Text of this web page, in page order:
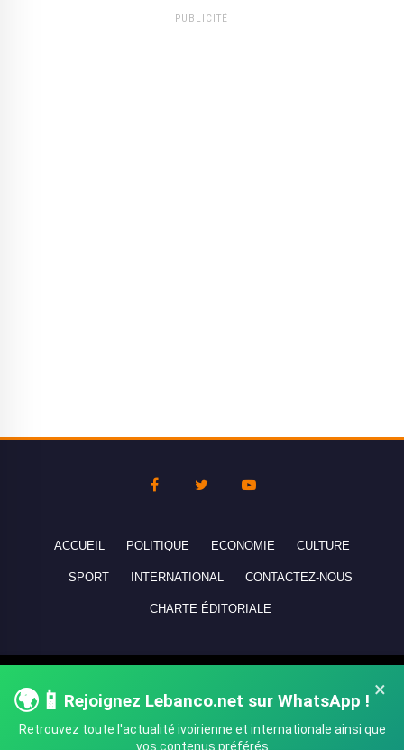
PUBLICITÉ
×
🌍📱 Rejoignez Lebanco.net sur WhatsApp !
Retrouvez toute l'actualité ivoirienne et internationale ainsi que
vos contenus préférés
ACCUEIL POLITIQUE ECONOMIE CULTURE
SPORT INTERNATIONAL CONTACTEZ-NOUS
CHARTE ÉDITORIALE
réservés - All rights reserved.